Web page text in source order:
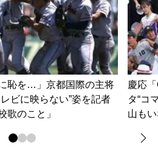
恥を…」京都国際の主将
ビに映らない”姿を記者
歌のこと」
慶応
タ“コ
山も